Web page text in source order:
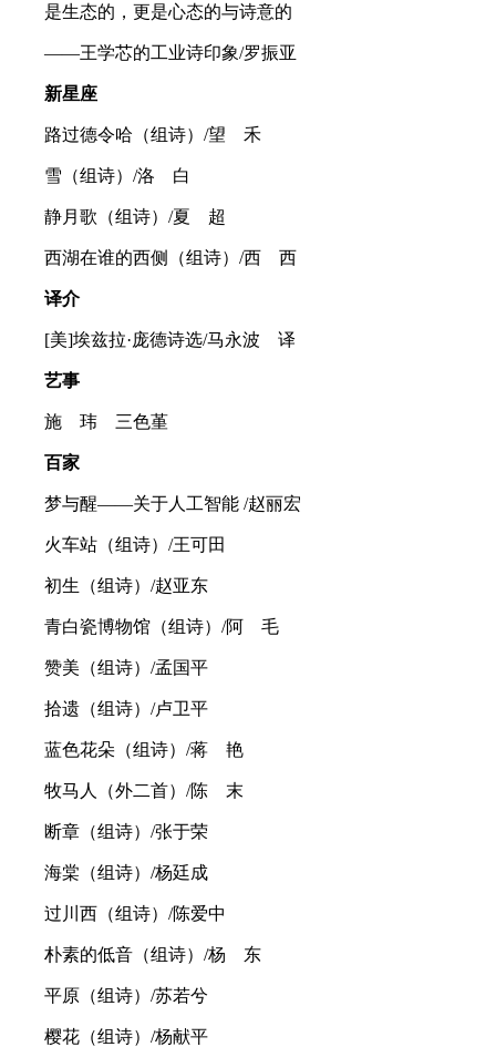
是生态的，更是心态的与诗意的
——王学芯的工业诗印象/罗振亚
新星座
路过德令哈（组诗）/望 禾
雪（组诗）/洛 白
静月歌（组诗）/夏 超
西湖在谁的西侧（组诗）/西 西
译介
[美]埃兹拉·庞德诗选/马永波 译
艺事
施 玮 三色堇
百家
梦与醒——关于人工智能 /赵丽宏
火车站（组诗）/王可田
初生（组诗）/赵亚东
青白瓷博物馆（组诗）/阿 毛
赞美（组诗）/孟国平
拾遗（组诗）/卢卫平
蓝色花朵（组诗）/蒋 艳
牧马人（外二首）/陈 末
断章（组诗）/张于荣
海棠（组诗）/杨廷成
过川西（组诗）/陈爱中
朴素的低音（组诗）/杨 东
平原（组诗）/苏若兮
樱花（组诗）/杨献平